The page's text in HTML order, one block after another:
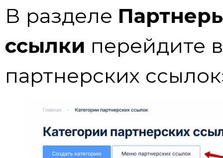
В разделе
ссылки перейдите
партнерских